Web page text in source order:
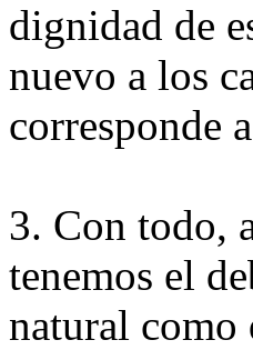
dignidad de
nuevo a los
corresponde
3. Con todo,
tenemos el
natural como